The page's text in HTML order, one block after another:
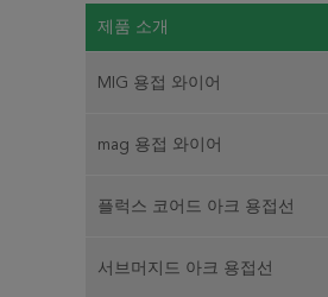
제품 소개
MIG 용접 와이어
mag 용접 와이어
플럭스 코어드 아크 용접선
서브머지드 아크 용접선